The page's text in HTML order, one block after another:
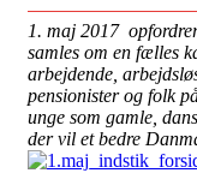
1. maj 2017
samles om en fælles
arbejdende,
pensionister og folk
unge som gamle,
der vil et bedre